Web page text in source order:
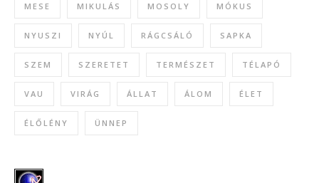
MESE MIKULÁS MOSOLY MÓKUS
NYUSZI NYÚL RÁGCSÁLÓ SAPKA
SZEM SZERETET TERMÉSZET TÉLAPÓ
VAU VIRÁG ÁLLAT ÁLOM ÉLET
ÉLŐLÉNY ÜNNEP